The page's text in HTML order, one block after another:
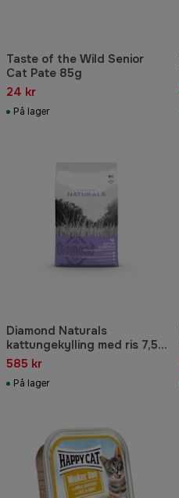
Taste of the Wild Senior
Cat Pate 85g
24 kr
På lager
Diamond Naturals
kattungekylling med ris 7,5
kg
585 kr
På lager